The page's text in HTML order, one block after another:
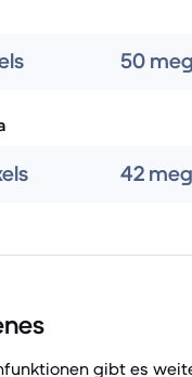
50
42
gibt es